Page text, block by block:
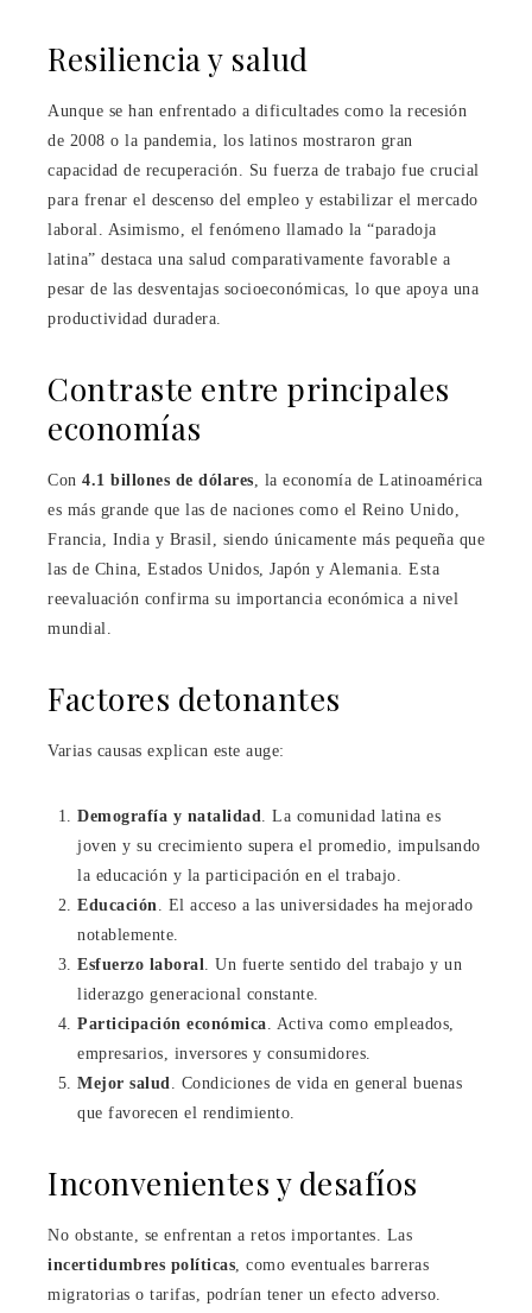
Resiliencia y salud
Aunque se han enfrentado a dificultades como la recesión
de 2008 o la pandemia, los latinos mostraron gran
capacidad de recuperación. Su fuerza de trabajo fue crucial
para frenar el descenso del empleo y estabilizar el mercado
laboral. Asimismo, el fenómeno llamado la “paradoja
latina” destaca una salud comparativamente favorable a
pesar de las desventajas socioeconómicas, lo que apoya una
productividad duradera.
Contraste entre principales
economías
Con 4.1 billones de dólares , la economía de Latinoamérica
es más grande que las de naciones como el Reino Unido,
Francia, India y Brasil, siendo únicamente más pequeña que
las de China, Estados Unidos, Japón y Alemania. Esta
reevaluación confirma su importancia económica a nivel
mundial.
Factores detonantes
Varias causas explican este auge:
Demografía y natalidad
. La comunidad latina es
joven y su crecimiento supera el promedio, impulsando
la educación y la participación en el trabajo.
Educación . El acceso a las universidades ha mejorado
notablemente.
Esfuerzo laboral
. Un fuerte sentido del trabajo y un
liderazgo generacional constante.
Participación económica . Activa como empleados,
empresarios, inversores y consumidores.
Mejor salud
. Condiciones de vida en general buenas
que favorecen el rendimiento.
Inconvenientes y desafíos
No obstante, se enfrentan a retos importantes. Las
incertidumbres políticas , como eventuales barreras
migratorias o tarifas, podrían tener un efecto adverso.